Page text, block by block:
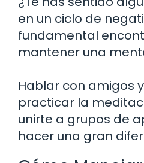
en un ciclo de
fundamental
mantener una
Hablar con amigos
practicar la
unirte a grupos de
hacer una gran